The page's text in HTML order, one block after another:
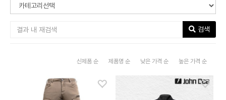
검색
신제품 순 제품명 순 낮은 가격 순 높은 가격 순